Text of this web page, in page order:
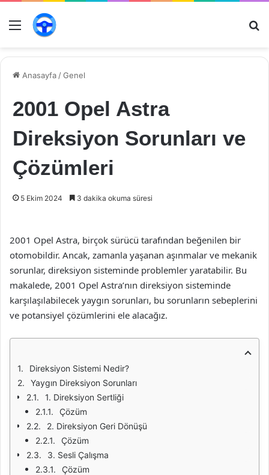
Menü
Anasayfa /Genel
2001 Opel Astra
Direksiyon Sorunları ve
Çözümleri
5 Ekim 2024 3 dakika okuma süresi
2001 Opel Astra, birçok sürücü tarafından beğenilen bir
otomobildir. Ancak, zamanla yaşanan aşınmalar ve mekanik
sorunlar, direksiyon sisteminde problemler yaratabilir. Bu
makalede, 2001 Opel Astra’nın direksiyon sisteminde
karşılaşılabilecek yaygın sorunları, bu sorunların sebeplerini
ve potansiyel çözümlerini ele alacağız.
Direksiyon Sistemi Nedir?
Yaygın Direksiyon Sorunları
1. Direksiyon Sertliği
Çözüm
2. Direksiyon Geri Dönüşü
Çözüm
3. Sesli Çalışma
Çözüm